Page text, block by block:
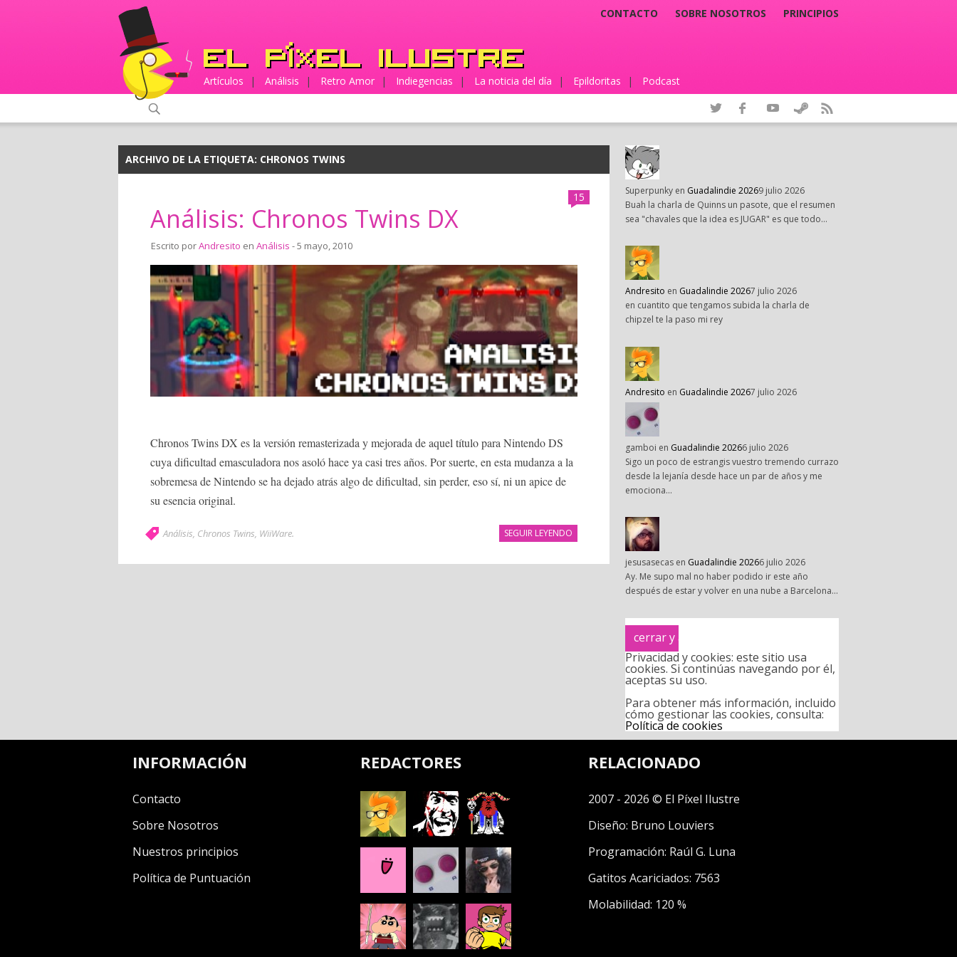
CONTACTO SOBRE NOSOTROS PRINCIPIOS
Artículos | Análisis | Retro Amor | Indiegencias | La noticia del día | Epildoritas | Podcast
ARCHIVO DE LA ETIQUETA: CHRONOS TWINS
15
Análisis: Chronos Twins DX
Escrito porAndresito en Análisis - 5 mayo, 2010
Chronos Twins DX es la versión remasterizada y mejorada de aquel título para Nintendo DS
cuya dificultad emasculadora nos asoló hace ya casi tres años. Por suerte, en esta mudanza a la
sobremesa de Nintendo se ha dejado atrás algo de dificultad, sin perder, eso sí, ni un apice de
su esencia original.
SEGUIR LEYENDO
Análisis, Chronos Twins, WiiWare.
Superpunky en Guadalindie 20269 julio 2026
Buah la charla de Quinns un pasote, que el resumen
sea "chavales que la idea es JUGAR" es que todo…
Andresito en Guadalindie 20267 julio 2026
en cuantito que tengamos subida la charla de
chipzel te la paso mi rey
Andresito en Guadalindie 20267 julio 2026
gamboi en Guadalindie 20266 julio 2026
Sigo un poco de estrangis vuestro tremendo currazo
desde la lejanía desde hace un par de años y me
emociona…
jesusasecas en Guadalindie 20266 julio 2026
Ay. Me supo mal no haber podido ir este año
después de estar y volver en una nube a Barcelona…
Privacidad y cookies: este sitio usa
cookies. Si continúas navegando por él,
aceptas su uso.
Para obtener más información, incluido
cómo gestionar las cookies, consulta:
Política de cookies
INFORMACIÓN
Contacto
Sobre Nosotros
Nuestros principios
Política de Puntuación
REDACTORES RELACIONADO
2007 - 2026 © El Píxel Ilustre
Diseño: Bruno Louviers
Programación: Raúl G. Luna
Gatitos Acariciados: 7563
Molabilidad: 120 %